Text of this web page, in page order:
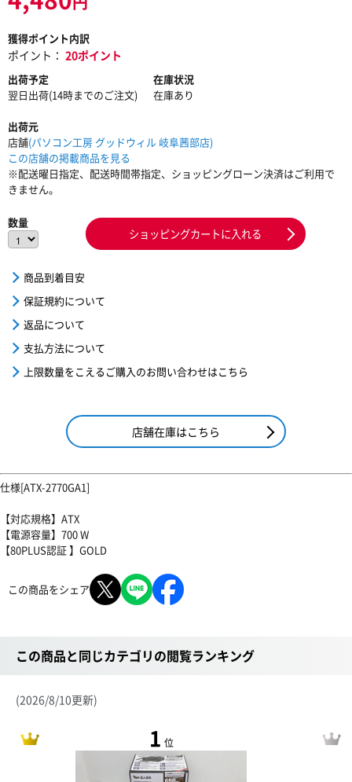
獲得ポイント内訳
ポイント： 20ポイント
出荷予定
翌日出荷(14時までのご注文)
在庫状況
在庫あり
出荷元
店舗(パソコン工房 グッドウィル 岐阜茜部店)
この店舗の掲載商品を見る
※配送曜日指定、配送時間帯指定、ショッピングローン決済はご利用で
きません。
数量
ショッピングカートに入れる
商品到着目安
保証規約について
返品について
支払方法について
上限数量をこえるご購入のお問い合わせはこちら
店舗在庫はこちら
仕様[ATX-2770GA1]
【対応規格】ATX
【電源容量】700 W
【80PLUS認証 】GOLD
この商品をシェア
この商品と同じカテゴリの閲覧ランキング
(2026/8/10更新)
1 位